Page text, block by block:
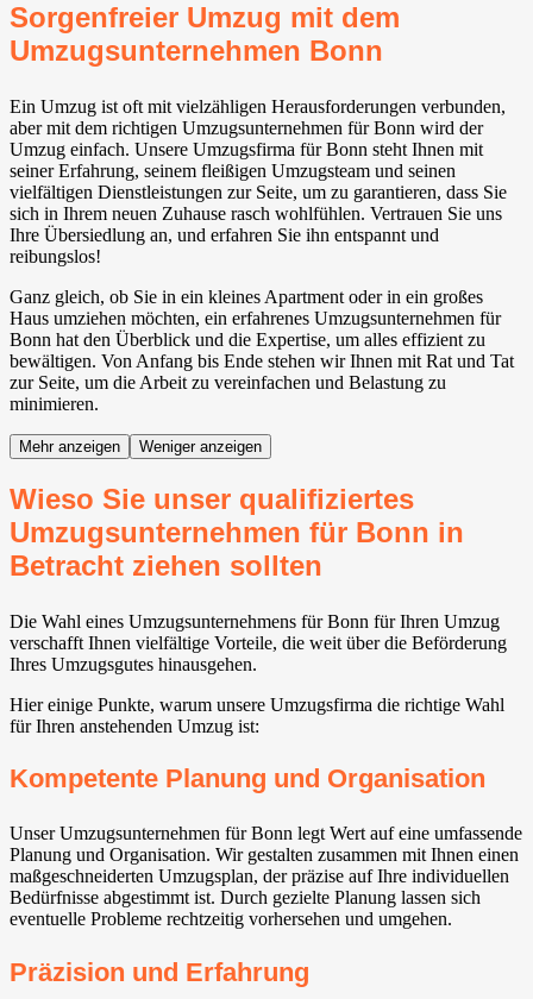
Sorgenfreier Umzug mit dem
Umzugsunternehmen Bonn
Ein Umzug ist oft mit vielzähligen Herausforderungen verbunden,
aber mit dem richtigen Umzugsunternehmen für Bonn wird der
Umzug einfach. Unsere Umzugsfirma für Bonn steht Ihnen mit
seiner Erfahrung, seinem fleißigen Umzugsteam und seinen
vielfältigen Dienstleistungen zur Seite, um zu garantieren, dass Sie
sich in Ihrem neuen Zuhause rasch wohlfühlen. Vertrauen Sie uns
Ihre Übersiedlung an, und erfahren Sie ihn entspannt und
reibungslos!
Ganz gleich, ob Sie in ein kleines Apartment oder in ein großes
Haus umziehen möchten, ein erfahrenes Umzugsunternehmen für
Bonn hat den Überblick und die Expertise, um alles effizient zu
bewältigen. Von Anfang bis Ende stehen wir Ihnen mit Rat und Tat
zur Seite, um die Arbeit zu vereinfachen und Belastung zu
minimieren.
Mehr anzeigen Weniger anzeigen
Wieso Sie unser qualifiziertes
Umzugsunternehmen für Bonn in
Betracht ziehen sollten
Die Wahl eines Umzugsunternehmens für Bonn für Ihren Umzug
verschafft Ihnen vielfältige Vorteile, die weit über die Beförderung
Ihres Umzugsgutes hinausgehen.
Hier einige Punkte, warum unsere Umzugsfirma die richtige Wahl
für Ihren anstehenden Umzug ist:
Kompetente Planung und Organisation
Unser Umzugsunternehmen für Bonn legt Wert auf eine umfassende
Planung und Organisation. Wir gestalten zusammen mit Ihnen einen
maßgeschneiderten Umzugsplan, der präzise auf Ihre individuellen
Bedürfnisse abgestimmt ist. Durch gezielte Planung lassen sich
eventuelle Probleme rechtzeitig vorhersehen und umgehen.
Präzision und Erfahrung